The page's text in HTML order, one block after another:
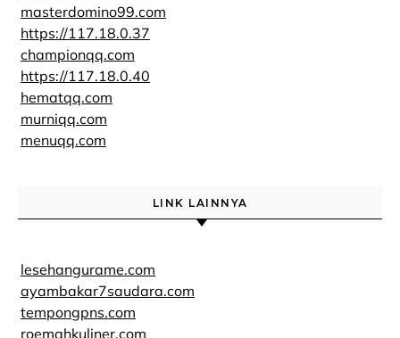
masterdomino99.com
https://117.18.0.37
championqq.com
https://117.18.0.40
hematqq.com
murniqq.com
menuqq.com
LINK LAINNYA
lesehangurame.com
ayambakar7saudara.com
tempongpns.com
roemahkuliner.com